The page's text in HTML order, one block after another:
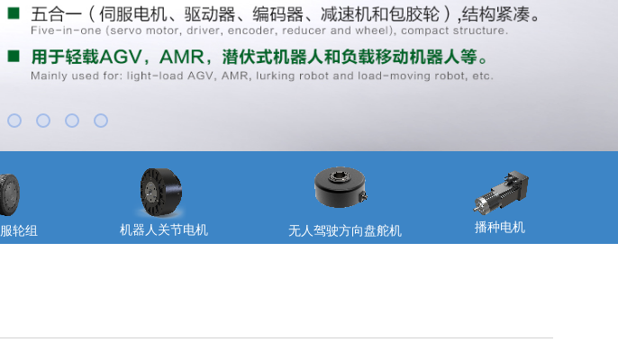
播种电机
无人驾驶方向盘舵机
机器人关节电机
轮组